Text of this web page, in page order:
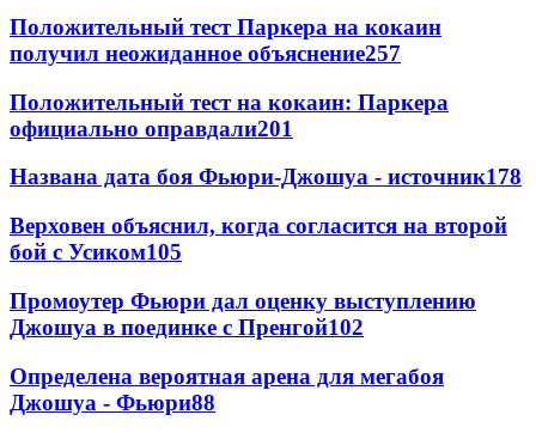
Положительный тест Паркера на кокаин
получил неожиданное объяснение257
Положительный тест на кокаин: Паркера
официально оправдали201
Названа дата боя Фьюри-Джошуа - источник178
Верховен объяснил, когда согласится на второй
бой с Усиком105
Промоутер Фьюри дал оценку выступлению
Джошуа в поединке с Пренгой102
Определена вероятная арена для мегабоя
Джошуа - Фьюри88